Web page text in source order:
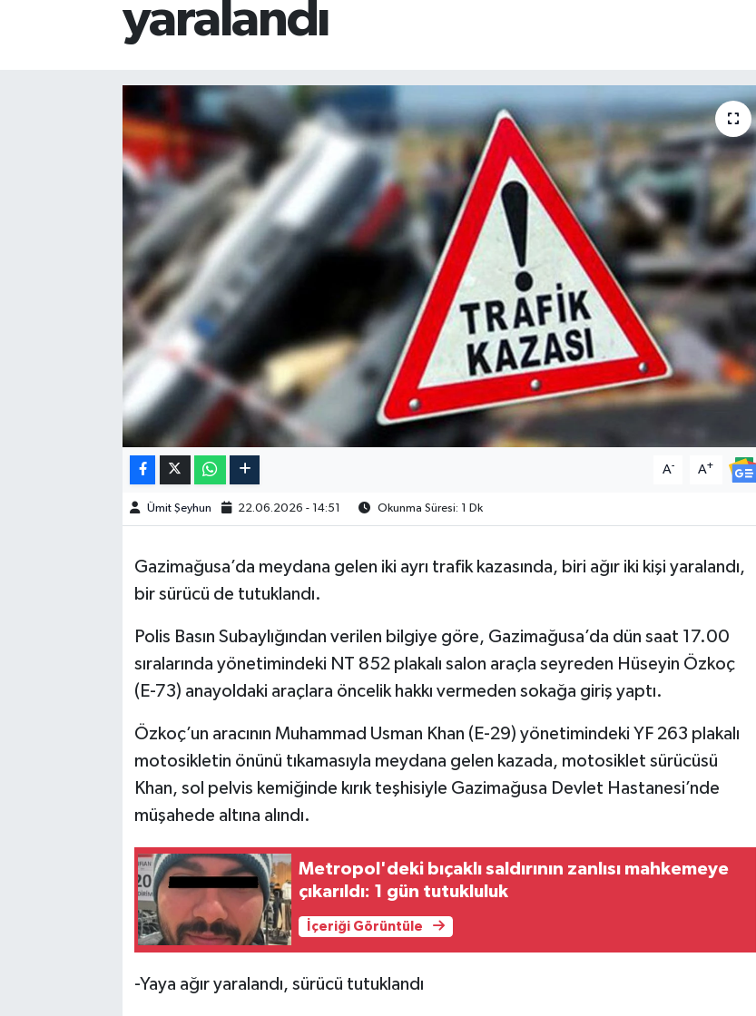
yaralandı
A- A+
Ümit Şeyhun 22.06.2026 - 14:51 Okunma Süresi: 1 Dk
Gazimağusa’da meydana gelen iki ayrı trafik kazasında, biri ağır iki kişi yaralandı,
bir sürücü de tutuklandı.
Polis Basın Subaylığından verilen bilgiye göre, Gazimağusa’da dün saat 17.00
sıralarında yönetimindeki NT 852 plakalı salon araçla seyreden Hüseyin Özkoç
(E-73) anayoldaki araçlara öncelik hakkı vermeden sokağa giriş yaptı.
Özkoç’un aracının Muhammad Usman Khan (E-29) yönetimindeki YF 263 plakalı
motosikletin önünü tıkamasıyla meydana gelen kazada, motosiklet sürücüsü
Khan, sol pelvis kemiğinde kırık teşhisiyle Gazimağusa Devlet Hastanesi’nde
müşahede altına alındı.
Metropol'deki bıçaklı saldırının zanlısı mahkemeye
çıkarıldı: 1 gün tutukluluk
İçeriği Görüntüle
-Yaya ağır yaralandı, sürücü tutuklandı